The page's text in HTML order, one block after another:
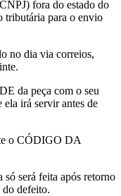
fora do estado do
tributária para o envio
no dia via correios,
da peça com o seu
irá servir antes de
o CÓDIGO DA
só será feita após retorno
do defeito.